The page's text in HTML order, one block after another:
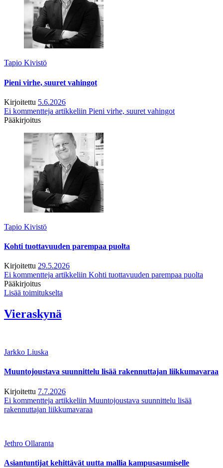
Tapio Kivistö
Pieni virhe, suuret vahingot
Kirjoitettu 5.6.2026
Ei kommentteja artikkeliin Pieni virhe, suuret vahingot
Pääkirjoitus
Tapio Kivistö
Kohti tuottavuuden parempaa puolta
Kirjoitettu 29.5.2026
Ei kommentteja artikkeliin Kohti tuottavuuden parempaa puolta
Pääkirjoitus
Lisää toimitukselta
Vieraskynä
Jarkko Liuska
Muuntojoustava suunnittelu lisää rakennuttajan liikkumavaraa
Kirjoitettu 7.7.2026
Ei kommentteja artikkeliin Muuntojoustava suunnittelu lisää
rakennuttajan liikkumavaraa
Jethro Ollaranta
Asiantuntijat kehittävät uutta mallia kampusasumiselle